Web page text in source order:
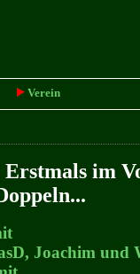
Verein
Erstmals im
Joachim und